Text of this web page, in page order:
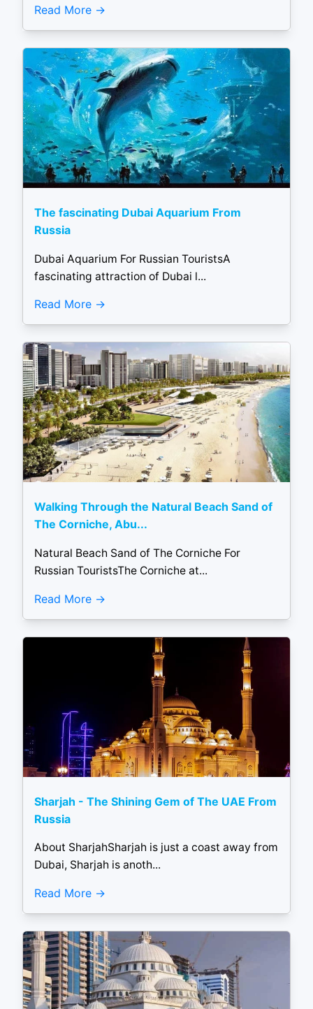
Read More
The fascinating Dubai Aquarium From
Russia
Dubai Aquarium For Russian TouristsA
fascinating attraction of Dubai l...
Read More
Walking Through the Natural Beach Sand of
The Corniche, Abu...
Natural Beach Sand of The Corniche For
Russian TouristsThe Corniche at...
Read More
Sharjah - The Shining Gem of The UAE From
Russia
About SharjahSharjah is just a coast away from
Dubai, Sharjah is anoth...
Read More